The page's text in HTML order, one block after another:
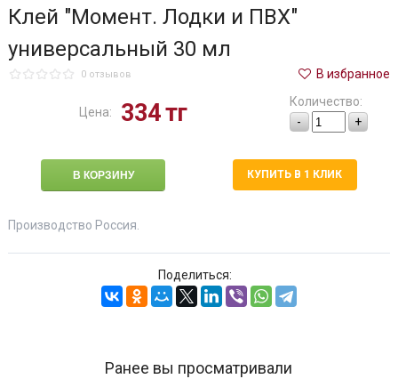
Клей "Момент. Лодки и ПВХ"
универсальный 30 мл
0 отзывов В избранное
Цена: 334тг
Количество:
-
+
КУПИТЬ В 1 КЛИК
Производство Россия.
Поделиться:
Ранее вы просматривали